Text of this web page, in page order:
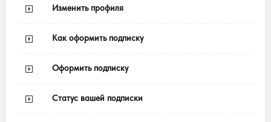
Изменить профиля
Как оформить подписку
Оформить подписку
Статус вашей подписки